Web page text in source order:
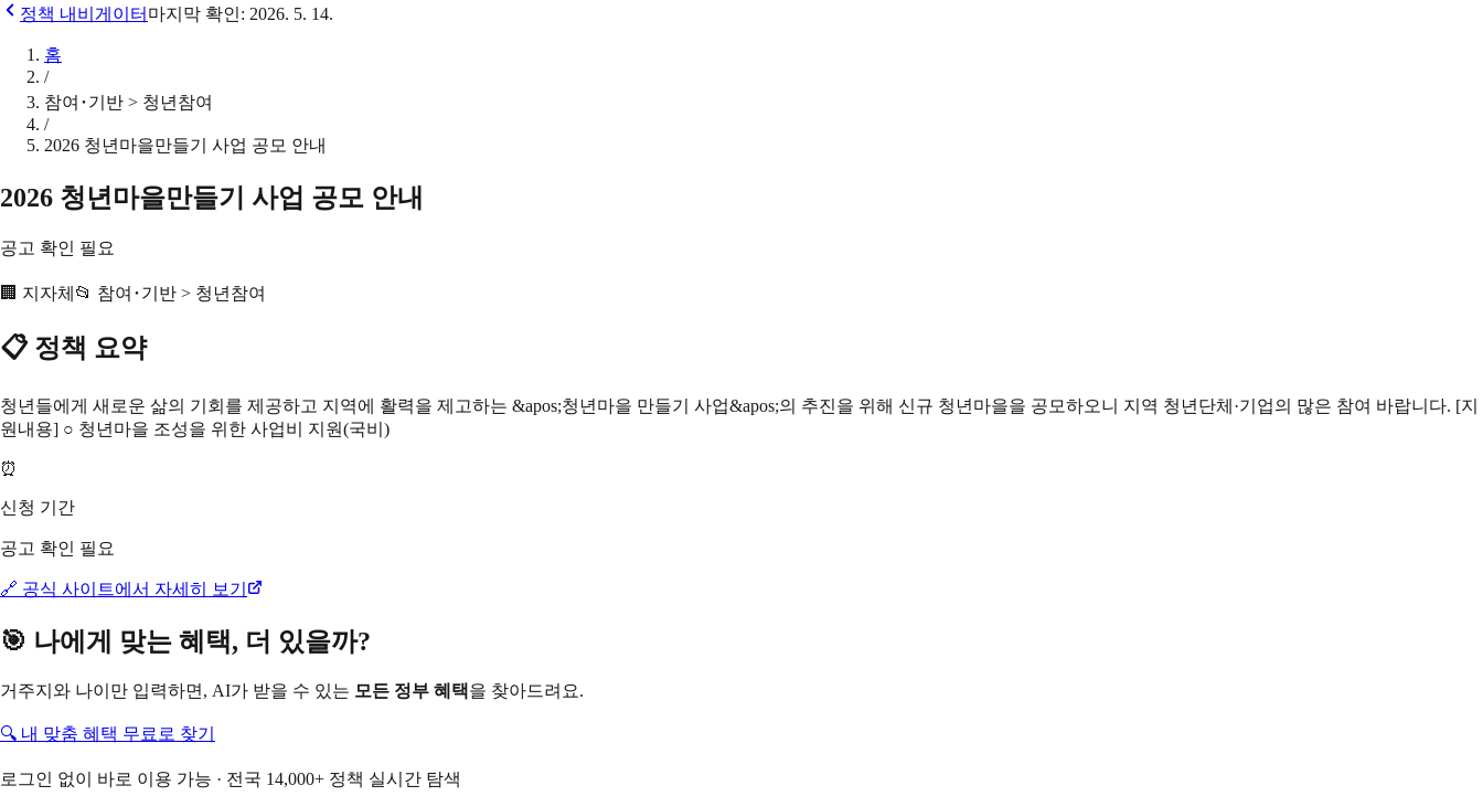
정책 내비게이터 마지막 확인: 2026. 5. 14.
홈
/
참여･기반 > 청년참여
/
2026 청년마을만들기 사업 공모 안내
2026 청년마을만들기 사업 공모 안내
공고 확인 필요
🏢 지자체 📂 참여･기반 > 청년참여
📋 정책 요약
청년들에게 새로운 삶의 기회를 제공하고 지역에 활력을 제고하는 &apos;청년마을 만들기 사업&apos;의 추진을 위해 신규 청년마을을 공모하오니 지역 청년단체·기업의 많은 참여 바랍니다. [지
원내용] ○ 청년마을 조성을 위한 사업비 지원(국비)
⏰
신청 기간
공고 확인 필요
🔗 공식 사이트에서 자세히 보기
🎯 나에게 맞는 혜택, 더 있을까?
거주지와 나이만 입력하면, AI가 받을 수 있는 모든 정부 혜택을 찾아드려요.
🔍 내 맞춤 혜택 무료로 찾기
로그인 없이 바로 이용 가능 · 전국 14,000+ 정책 실시간 탐색